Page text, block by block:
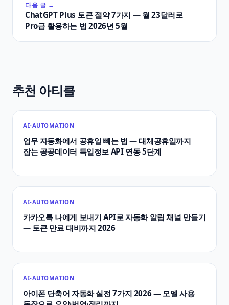
다음 글 →
ChatGPT Plus 토큰 절약 7가지 — 월 23달러로
Pro급 활용하는 법 2026년 5월
추천 아티클
AI-AUTOMATION
업무 자동화에서 공휴일 빼는 법 — 대체공휴일까지
잡는 공공데이터 특일정보 API 연동 5단계
AI-AUTOMATION
카카오톡 나에게 보내기 API로 자동화 알림 채널 만들기
— 토큰 만료 대비까지 2026
AI-AUTOMATION
아이폰 단축어 자동화 실전 7가지 2026 — 모델 사용